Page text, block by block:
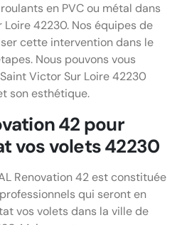
en PVC ou métal dans
42230. Nos équipes de
cette intervention dans le
Nous pouvons vous
Victor Sur Loire 42230
son esthétique.
42 pour
vos volets 42230
Renovation 42 est constituée
qui seront en
vos volets dans la ville de